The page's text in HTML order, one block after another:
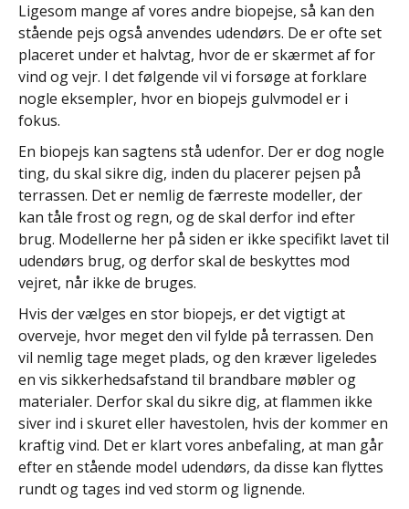
Ligesom mange af vores andre biopejse, så kan den
stående pejs også anvendes udendørs. De er ofte set
placeret under et halvtag, hvor de er skærmet af for
vind og vejr. I det følgende vil vi forsøge at forklare
nogle eksempler, hvor en biopejs gulvmodel er i
fokus.
En biopejs kan sagtens stå udenfor. Der er dog nogle
ting, du skal sikre dig, inden du placerer pejsen på
terrassen. Det er nemlig de færreste modeller, der
kan tåle frost og regn, og de skal derfor ind efter
brug. Modellerne her på siden er ikke specifikt lavet til
udendørs brug, og derfor skal de beskyttes mod
vejret, når ikke de bruges.
Hvis der vælges en stor biopejs, er det vigtigt at
overveje, hvor meget den vil fylde på terrassen. Den
vil nemlig tage meget plads, og den kræver ligeledes
en vis sikkerhedsafstand til brandbare møbler og
materialer. Derfor skal du sikre dig, at flammen ikke
siver ind i skuret eller havestolen, hvis der kommer en
kraftig vind. Det er klart vores anbefaling, at man går
efter en stående model udendørs, da disse kan flyttes
rundt og tages ind ved storm og lignende.